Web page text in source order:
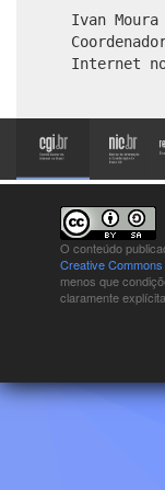
Ivan Moura
Internet
O conteúdo
Creative
menos que
claramente